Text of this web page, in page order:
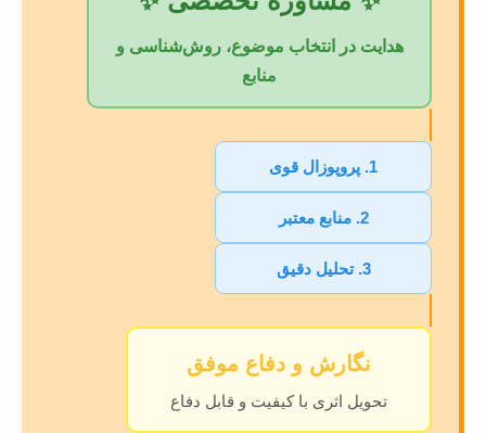
هدایت در انتخاب موضوع، روش‌شناسی و
منابع
1. پروپوزال قوی
2. منابع معتبر
3. تحلیل دقیق
نگارش و دفاع موفق
تحویل اثری با کیفیت و قابل دفاع